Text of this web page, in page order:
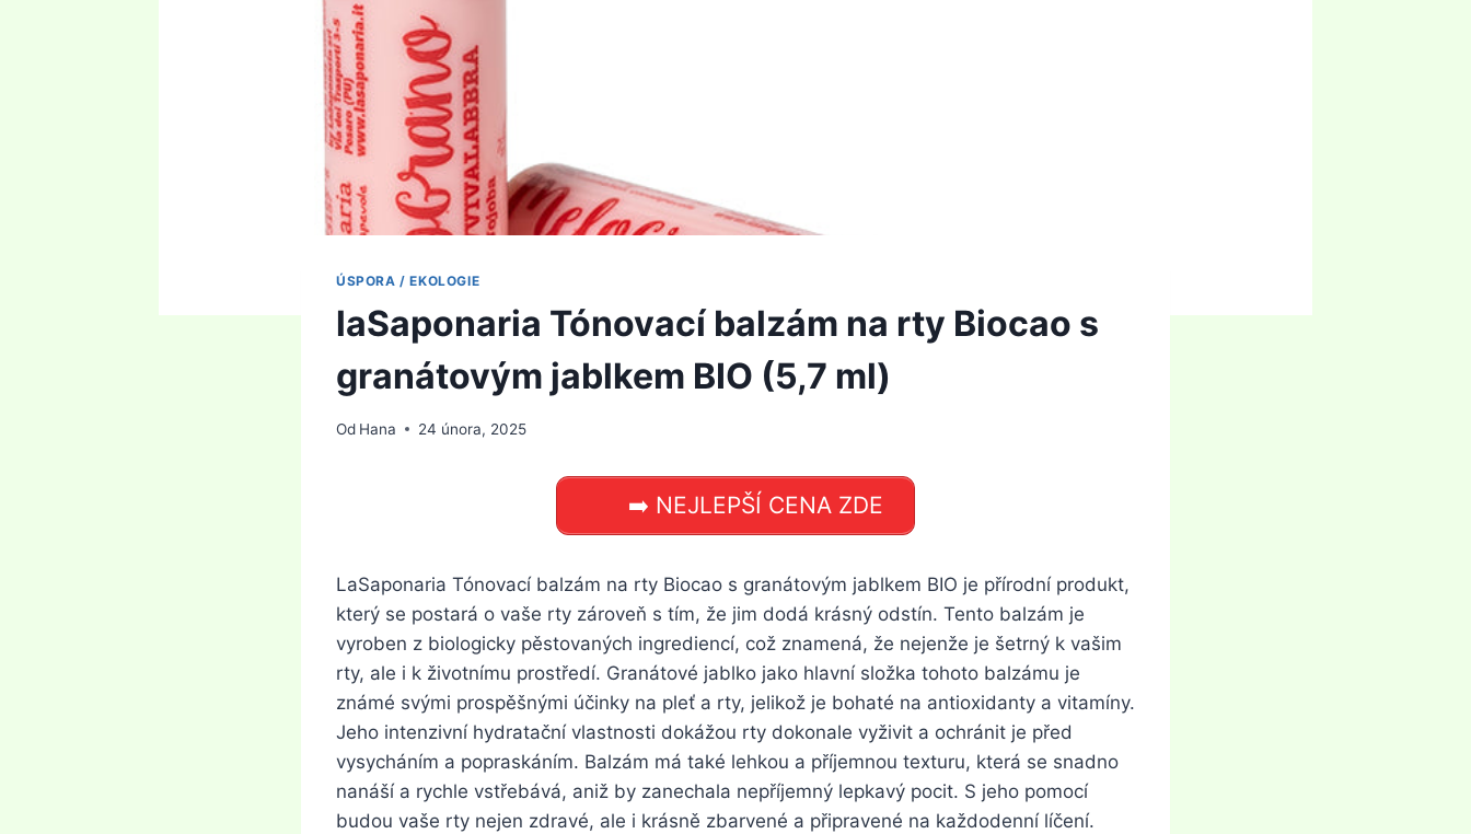
ÚSPORA / EKOLOGIE
laSaponaria Tónovací balzám na rty Biocao s
granátovým jablkem BIO (5,7 ml)
Od Hana 24 února, 2025
➡️ NEJLEPŠÍ CENA ZDE
LaSaponaria Tónovací balzám na rty Biocao s granátovým jablkem BIO je přírodní produkt,
který se postará o vaše rty zároveň s tím, že jim dodá krásný odstín. Tento balzám je
vyroben z biologicky pěstovaných ingrediencí, což znamená, že nejenže je šetrný k vašim
rty, ale i k životnímu prostředí. Granátové jablko jako hlavní složka tohoto balzámu je
známé svými prospěšnými účinky na pleť a rty, jelikož je bohaté na antioxidanty a vitamíny.
Jeho intenzivní hydratační vlastnosti dokážou rty dokonale vyživit a ochránit je před
vysycháním a popraskáním. Balzám má také lehkou a příjemnou texturu, která se snadno
nanáší a rychle vstřebává, aniž by zanechala nepříjemný lepkavý pocit. S jeho pomocí
budou vaše rty nejen zdravé, ale i krásně zbarvené a připravené na každodenní líčení.